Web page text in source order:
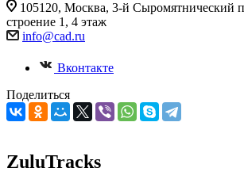
105120, Москва, 3-й Сыромятнический
строение 1, 4 этаж
info@cad.ru
Вконтакте
Поделиться
ZuluTracks